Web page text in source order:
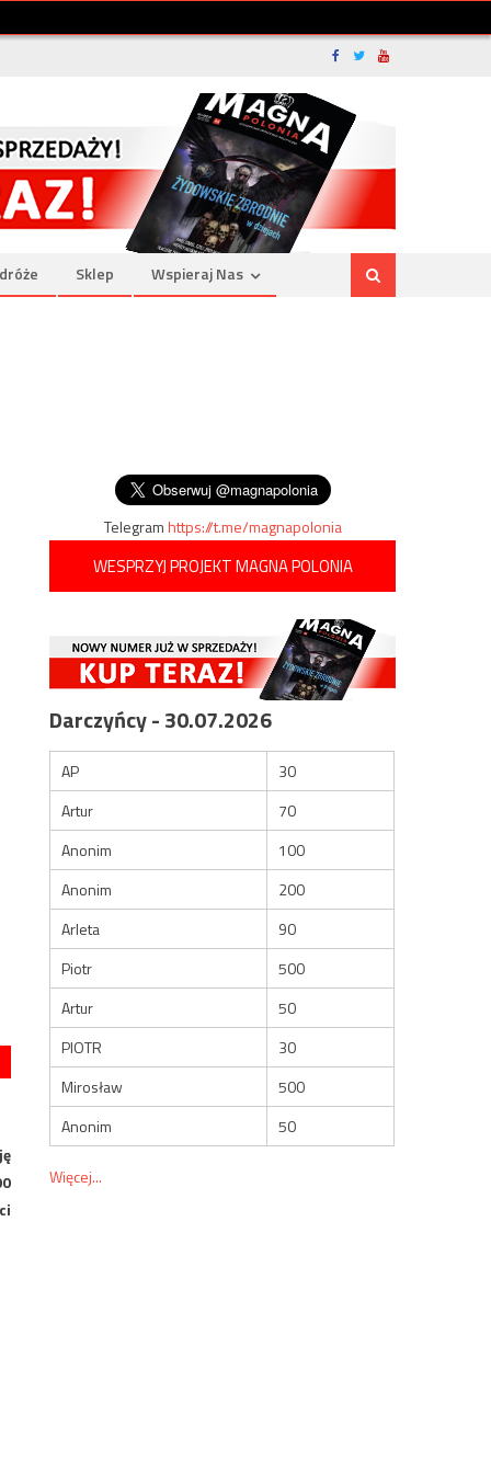
Sklep Wspieraj Nas
Telegramhttps://t.me/magnapolonia
WESPRZYJ PROJEKT MAGNA POLONIA
Darczyńcy - 30.07.2026
AP
30
Artur
70
Anonim
100
Anonim
200
Arleta
90
Piotr
500
Artur
50
PIOTR
30
Mirosław
500
Anonim
50
Więcej...